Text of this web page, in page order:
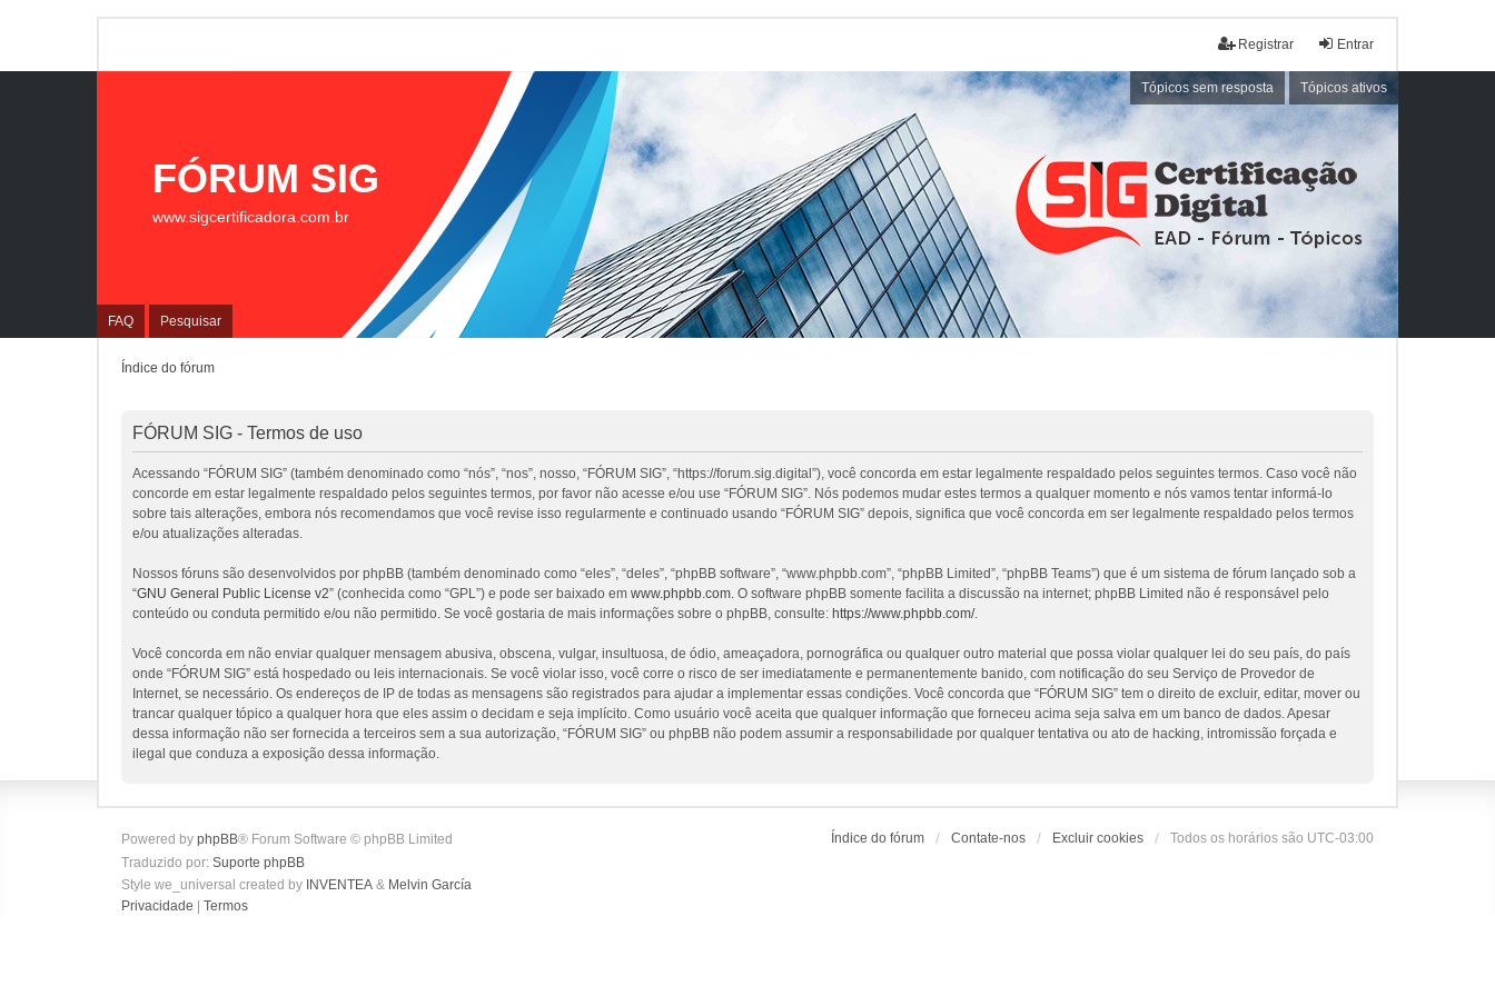
Entrar
Registrar
Tópicos sem resposta Tópicos ativos
FAQ Pesquisar
FÓRUM SIG
www.sigcertificadora.com.br
Índice do fórum
FÓRUM SIG - Termos de uso
Acessando “FÓRUM SIG” (também denominado como “nós”, “nos”, nosso, “FÓRUM SIG”, “https://forum.sig.digital”), você concorda em estar legalmente respaldado pelos seguintes termos. Caso você não
concorde em estar legalmente respaldado pelos seguintes termos, por favor não acesse e/ou use “FÓRUM SIG”. Nós podemos mudar estes termos a qualquer momento e nós vamos tentar informá-lo
sobre tais alterações, embora nós recomendamos que você revise isso regularmente e continuado usando “FÓRUM SIG” depois, significa que você concorda em ser legalmente respaldado pelos termos
e/ou atualizações alteradas.
Nossos fóruns são desenvolvidos por phpBB (também denominado como “eles”, “deles”, “phpBB software”, “www.phpbb.com”, “phpBB Limited”, “phpBB Teams”) que é um sistema de fórum lançado sob a
“GNU General Public License v2” (conhecida como “GPL”) e pode ser baixado em www.phpbb.com. O software phpBB somente facilita a discussão na internet; phpBB Limited não é responsável pelo
conteúdo ou conduta permitido e/ou não permitido. Se você gostaria de mais informações sobre o phpBB, consulte: https://www.phpbb.com/.
Você concorda em não enviar qualquer mensagem abusiva, obscena, vulgar, insultuosa, de ódio, ameaçadora, pornográfica ou qualquer outro material que possa violar qualquer lei do seu país, do país
onde “FÓRUM SIG” está hospedado ou leis internacionais. Se você violar isso, você corre o risco de ser imediatamente e permanentemente banido, com notificação do seu Serviço de Provedor de
Internet, se necessário. Os endereços de IP de todas as mensagens são registrados para ajudar a implementar essas condições. Você concorda que “FÓRUM SIG” tem o direito de excluir, editar, mover ou
trancar qualquer tópico a qualquer hora que eles assim o decidam e seja implícito. Como usuário você aceita que qualquer informação que forneceu acima seja salva em um banco de dados. Apesar
dessa informação não ser fornecida a terceiros sem a sua autorização, “FÓRUM SIG” ou phpBB não podem assumir a responsabilidade por qualquer tentativa ou ato de hacking, intromissão forçada e
ilegal que conduza a exposição dessa informação.
Índice do fórum Contate-nos Excluir cookies Todos os horários são UTC-03:00
Powered by phpBB® Forum Software © phpBB Limited
Traduzido por: Suporte phpBB
Style we_universal created by INVENTEA & Melvin García
Privacidade
Termos